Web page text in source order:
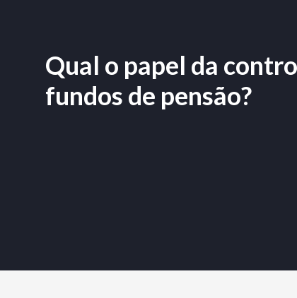
Qual o papel da
fundos de pensão?